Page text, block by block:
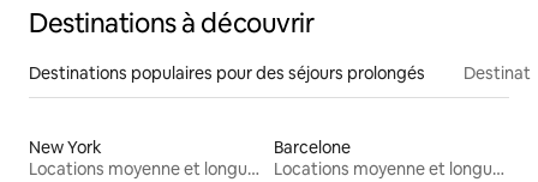
Destinations à découvrir
Destinations populaires pour des séjours prolongés
New York
Locations moyenne et longue durée
Barcelone
Locations moyenne et longue durée